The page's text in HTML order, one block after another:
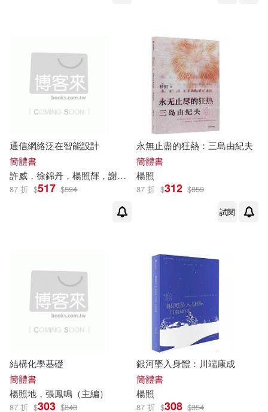
楊佳嫻(1)
楊永青(1) 楊照、李維菁(1)
楊照地（編）(1)
楊照地，張鳳鳴（主編）(1)
楊照渠，張浩，王普形（主編）(1)
楊照祥（主編）(1) 楊照著(1)
中華書局(1) 九州出版社(1)
前衛(1) 北京大學出版社(1)
吉林文史出版社(1)
同濟大學出版社(1) 哈佛人(1)
哈爾濱工業大學出版社(1)
四川大學出版社(1)
四川民族出版社(1)
園丁生活房(1)
外語教學與研究出版社(1)
通信網絡泛在智能設計
簡體書
許威，徐錦丹， 楊照輝，謝仁傑
87 折 $517 $594
永無止盡的狂熱：三島由紀夫
簡體書
楊照
87 折 $312 $359
試閱
結構化學基礎
簡體書
楊照地，張鳳鳴（主編）
87 折 $303 $348
銀河墜入身體：川端康成
簡體書
楊照
87 折 $308 $354